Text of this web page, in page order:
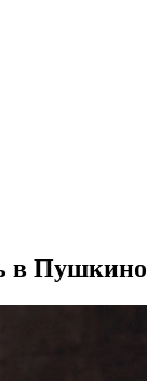
в Пушкино